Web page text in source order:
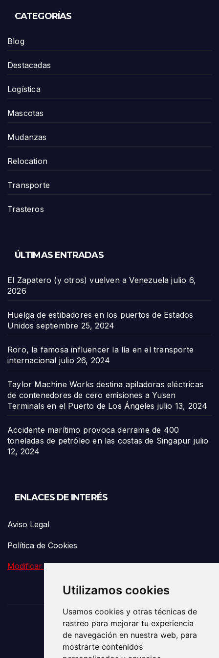
Utilizamos cookies
Usamos cookies y otras técnicas de
rastreo para mejorar tu experiencia
de navegación en nuestra web, para
mostrarte contenidos
CATEGORÍAS
Blog
Destacadas
Logística
Mascotas
Mudanzas
Relocation
Transporte
Trasteros
ÚLTIMAS ENTRADAS
El Zapatero (y otros) vuelven a Venezuela julio 6,
2026
Huelga de estibadores en los puertos de Estados
Unidos septiembre 25, 2024
Roro, la famosa influencer la lía en el transporte
internacional julio 26, 2024
Taylor Machine Works destina apiladoras eléctricas
de contenedores de cero emisiones a Yusen
Terminals en el Puerto de Los Ángeles julio 13, 2024
Accidente marítimo provoca derrame de 400
toneladas de petróleo en las costas de Singapur julio
12, 2024
ENLACES DE INTERÉS
Aviso Legal
Política de Cookies
Modificar preferencia de Cookies
El Vigía de la